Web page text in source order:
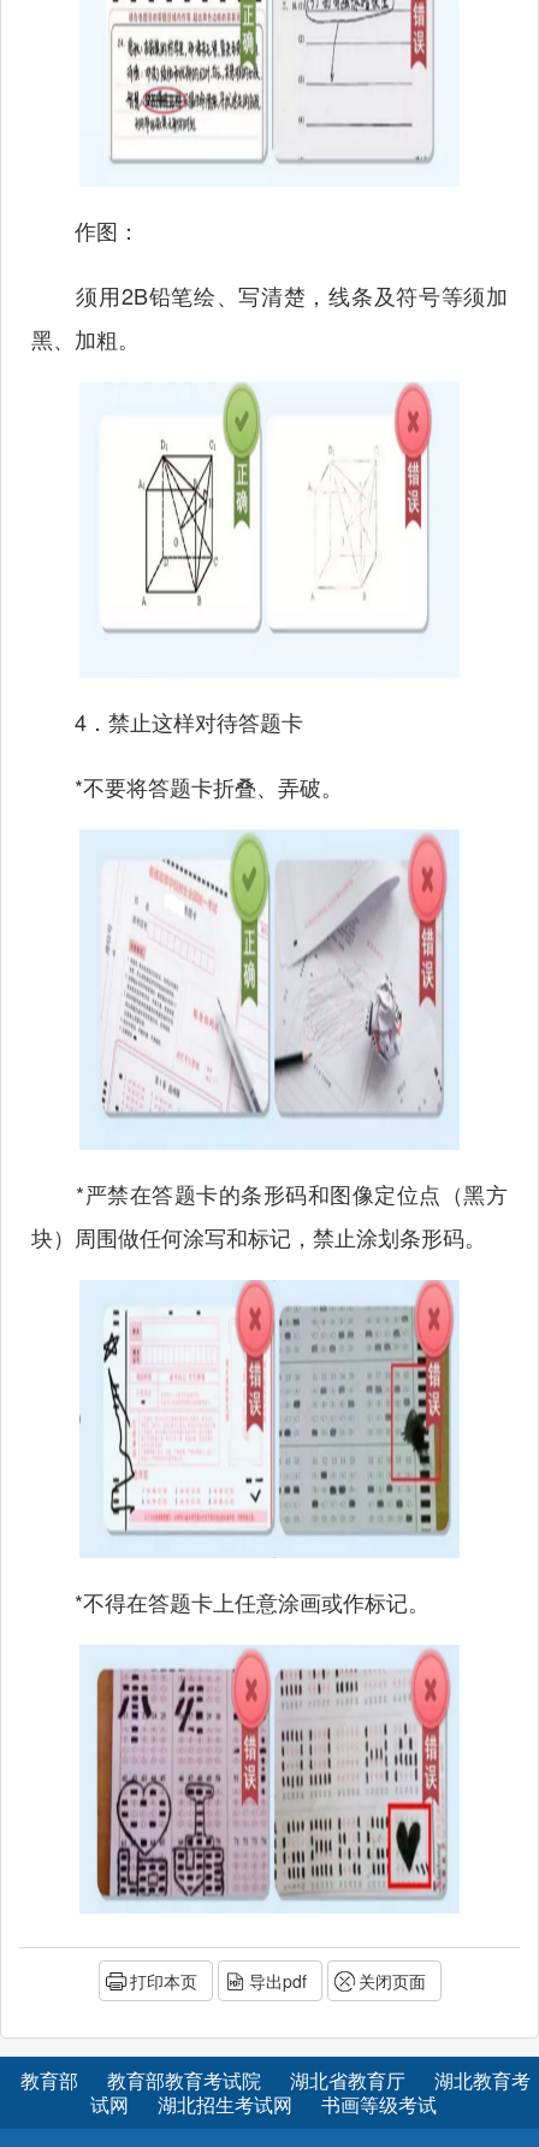
作图：
须用2B铅笔绘、写清楚，线条及符号等须加
黑、加粗。
4．禁止这样对待答题卡
*不要将答题卡折叠、弄破。
*严禁在答题卡的条形码和图像定位点（黑方
块）周围做任何涂写和标记，禁止涂划条形码。
*不得在答题卡上任意涂画或作标记。
打印本页 导出pdf 关闭页面
教育部 教育部教育考试院 湖北省教育厅
湖北教育考
试网
湖北招生考试网 书画等级考试